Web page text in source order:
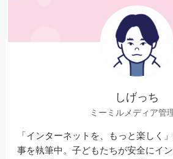
しげっち
ミーミルメディア管
「インターネットを、もっと楽しく
事を執筆中。子どもたちが安全にイ